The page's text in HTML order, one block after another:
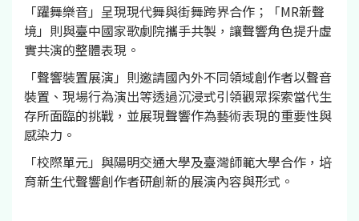
「躍舞樂音」呈現現代舞與街舞跨界合作；「MR新聲
境」則與臺中國家歌劇院攜手共製，讓聲響角色提升虛
實共演的整體表現。
「聲響裝置展演」則邀請國內外不同領域創作者以聲音
裝置、現場行為演出等透過沉浸式引領觀眾探索當代生
存所面臨的挑戰，並展現聲響作為藝術表現的重要性與
感染力。
「校際單元」與陽明交通大學及臺灣師範大學合作，培
育新生代聲響創作者研創新的展演內容與形式。